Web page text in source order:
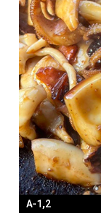
A-1,2